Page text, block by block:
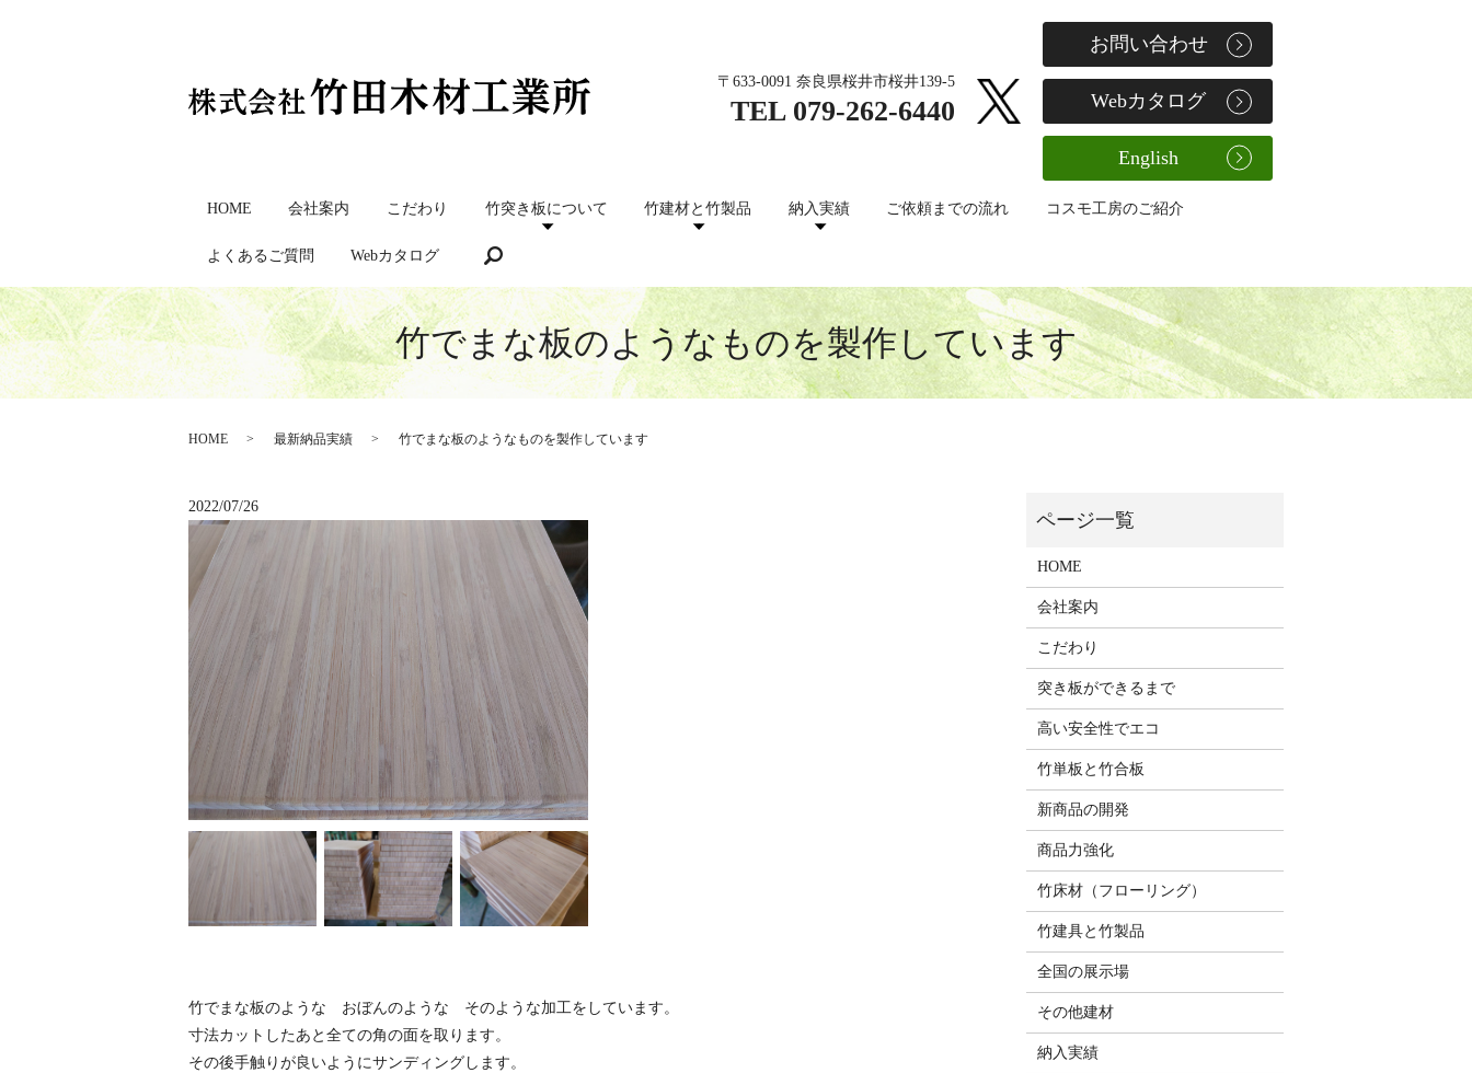
HOME 会社案内 こだわり 竹突き板について 竹建材と竹製品 納入実績 ご依頼までの流れ コスモ工房のご紹介
よくあるご質問 Webカタログ
〒633-0091 奈良県桜井市桜井139-5
TEL 079-262-6440
お問い合わせ
Webカタログ
English
竹でまな板のようなものを製作しています
HOME 最新納品実績 竹でまな板のようなものを製作しています
2022/07/26
竹でまな板のような おぼんのような そのような加工をしています。
寸法カットしたあと全ての角の面を取ります。
その後手触りが良いようにサンディングします。
HOME
会社案内
こだわり
突き板ができるまで
高い安全性でエコ
竹単板と竹合板
新商品の開発
商品力強化
竹床材（フローリング）
竹建具と竹製品
全国の展示場
その他建材
納入実績